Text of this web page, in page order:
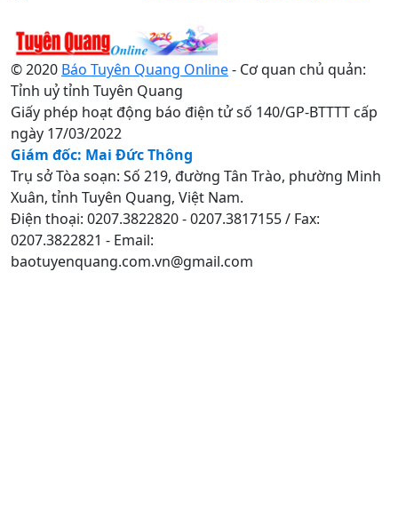
© 2020 Báo Tuyên Quang Online- Cơ quan chủ quản:
Tỉnh uỷ tỉnh Tuyên Quang
Giấy phép hoạt động báo điện tử số 140/GP-BTTTT cấp
ngày 17/03/2022
Giám đốc: Mai Đức Thông
Trụ sở Tòa soạn: Số 219, đường Tân Trào, phường Minh
Xuân, tỉnh Tuyên Quang, Việt Nam.
Điện thoại: 0207.3822820 - 0207.3817155 / Fax:
0207.3822821 - Email:
baotuyenquang.com.vn@gmail.com